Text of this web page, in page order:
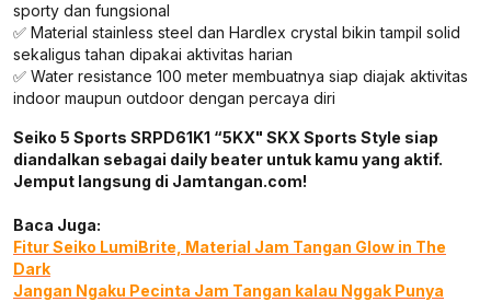
sporty dan fungsional
✅ Material stainless steel dan Hardlex crystal bikin tampil solid
sekaligus tahan dipakai aktivitas harian
✅ Water resistance 100 meter membuatnya siap diajak aktivitas
indoor maupun outdoor dengan percaya diri
Seiko 5 Sports SRPD61K1 “5KX" SKX Sports Style siap
diandalkan sebagai daily beater untuk kamu yang aktif.
Jemput langsung di Jamtangan.com!
Baca Juga:
Fitur Seiko LumiBrite, Material Jam Tangan Glow in The
Dark
Jangan Ngaku Pecinta Jam Tangan kalau Nggak Punya